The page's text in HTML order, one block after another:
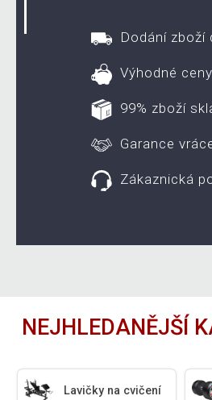
Dodání zboží
Výhodné ceny
99% zboží
Garance
Zákaznická
NEJHLEDANĚJŠÍ
Lavičky na cvičení